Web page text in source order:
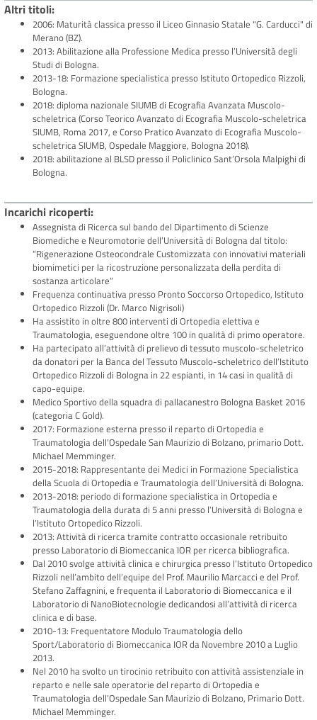
Altri titoli
2006: Maturità classica presso il Liceo Ginnasio Statale "G. Carducci" di
Merano (BZ).
2013: Abilitazione alla Professione Medica presso l’Università degli
Studi di Bologna.
2013-18: Formazione specialistica presso Istituto Ortopedico Rizzoli,
Bologna.
2018: diploma nazionale SIUMB di Ecografia Avanzata Muscolo-
scheletrica (Corso Teorico Avanzato di Ecografia Muscolo-scheletrica
SIUMB, Roma 2017, e Corso Pratico Avanzato di Ecografia Muscolo-
scheletrica SIUMB, Ospedale Maggiore, Bologna 2018).
2018: abilitazione al BLSD presso il Policlinico Sant’Orsola Malpighi di
Bologna.
Incarichi ricoperti
Assegnista di Ricerca sul bando del Dipartimento di Scienze
Biomediche e Neuromotorie dell’Università di Bologna dal titolo:
“Rigenerazione Osteocondrale Customizzata con innovativi materiali
biomimetici per la ricostruzione personalizzata della perdita di
sostanza articolare”
Frequenza continuativa presso Pronto Soccorso Ortopedico, Istituto
Ortopedico Rizzoli (Dr. Marco Nigrisoli)
Ha assistito in oltre 800 interventi di Ortopedia elettiva e
Traumatologia, eseguendone oltre 100 in qualità di primo operatore.
Ha partecipato all’attività di prelievo di tessuto muscolo-scheletrico
da donatori per la Banca del Tessuto Muscolo-scheletrico dell’Istituto
Ortopedico Rizzoli di Bologna in 22 espianti, in 14 casi in qualità di
capo-equipe.
Medico Sportivo della squadra di pallacanestro Bologna Basket 2016
(categoria C Gold).
2017: Formazione esterna presso il reparto di Ortopedia e
Traumatologia dell'Ospedale San Maurizio di Bolzano, primario Dott.
Michael Memminger.
2015-2018: Rappresentante dei Medici in Formazione Specialistica
della Scuola di Ortopedia e Traumatologia dell’Università di Bologna.
2013-2018: periodo di formazione specialistica in Ortopedia e
Traumatologia della durata di 5 anni presso l’Università di Bologna e
l’Istituto Ortopedico Rizzoli.
2013: Attività di ricerca tramite contratto occasionale retribuito
presso Laboratorio di Biomeccanica IOR per ricerca bibliografica.
Dal 2010 svolge attività clinica e chirurgica presso l’Istituto Ortopedico
Rizzoli nell’ambito dell’equipe del Prof. Maurilio Marcacci e del Prof.
Stefano Zaffagnini, e frequenta il Laboratorio di Biomeccanica e il
Laboratorio di NanoBiotecnologie dedicandosi all’attività di ricerca
clinica e di base.
2010-13: Frequentatore Modulo Traumatologia dello
Sport/Laboratorio di Biomeccanica IOR da Novembre 2010 a Luglio
2013.
Nel 2010 ha svolto un tirocinio retribuito con attività assistenziale in
reparto e nelle sale operatorie del reparto di Ortopedia e
Traumatologia dell'Ospedale San Maurizio di Bolzano, Primario Dott.
Michael Memminger.